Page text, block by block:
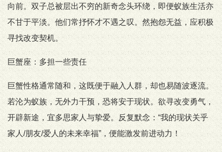
向前。双子总被层出不穷的新奇念头环绕，即便蚁族生活亦
不甘于平淡。他们常抒怀才不遇之叹。然抱怨无益，应积极
寻找改变契机。
巨蟹座：多担一些责任
巨蟹性格通常随和，这既便于融入人群，却也易随波逐流。
若沦为蚁族，无外力干预，恐将安于现状。欲寻改变勇气，
开辟新途，宜多思家人与挚爱。反复默念：“我的现状关乎
家人/朋友/爱人的未来幸福”，便能激发前进动力！